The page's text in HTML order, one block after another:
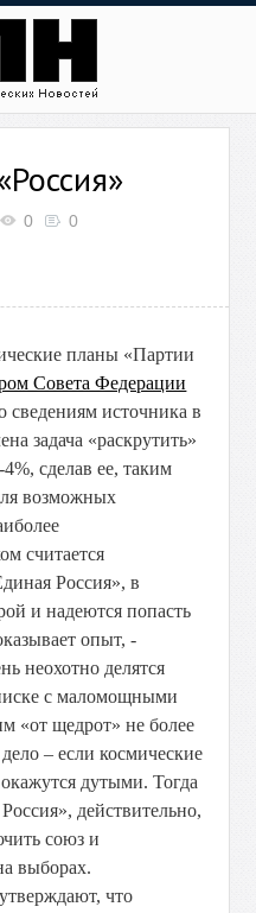
0 0
планы «Партии
Совета Федерации
сведениям источника в
задача «раскрутить»
сделав ее, таким
возможных
считается
Россия», в
и надеются попасть
опыт, -
неохотно делятся
с маломощными
«от щедрот» не более
– если космические
дутыми. Тогда
действительно,
союз и
выборах.
что